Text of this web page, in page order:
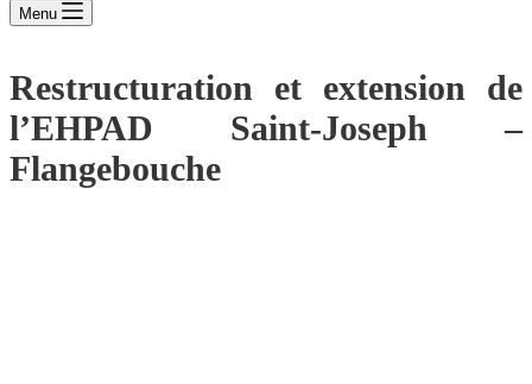
Menu
Restructuration et extension de
l’EHPAD Saint-Joseph –
Flangebouche